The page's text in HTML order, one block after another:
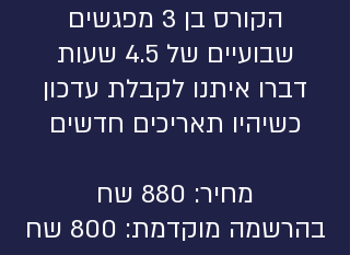
הקורס בן 3 מפגשים
שבועיים של 4.5 שעות
דברו איתנו לקבלת עדכון
כשיהיו תאריכים חדשים
מחיר: 880 שח
בהרשמה מוקדמת: 800 שח